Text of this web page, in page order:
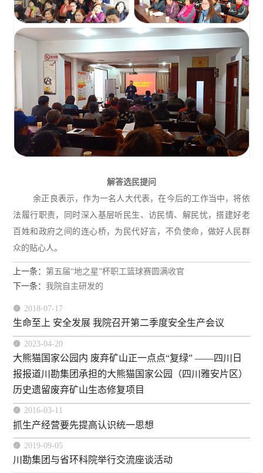
解答选民提问
余正良表示，作为一名人大代表，在今后的工作当中，将依
法履行职责，同时深入基层听民生、访民情、解民忧，搭建好老
百姓和政府之间的连心桥，为民代好言，不负使命，做好人民群
众的贴心人。
上一条： 第五届“地之星”杯职工篮球赛圆满收官
下一条：我院自主研发的
 2018-07-17
生命至上 安全发展 我院召开第二季度安全生产会议
 2023-04-20
大熊猫国家公园内 废弃矿山正一点点“复绿” ——四川日
报报道川勘集团承担的大熊猫国家公园（四川雅安片区）
历史遗留废弃矿山生态修复项目
 2016-03-11
抓生产经营要先提高认识统一思想
 2019-09-05
川勘集团与省环科院举行交流座谈活动